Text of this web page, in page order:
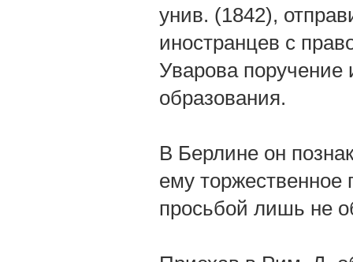
унив. (1842),
иностранцев с
Уварова поручение
образования.
В Берлине он
ему торжественное
просьбой лишь не